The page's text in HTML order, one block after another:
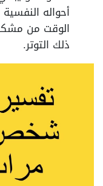
أحواله
الوقت من
ذلك التوتر.